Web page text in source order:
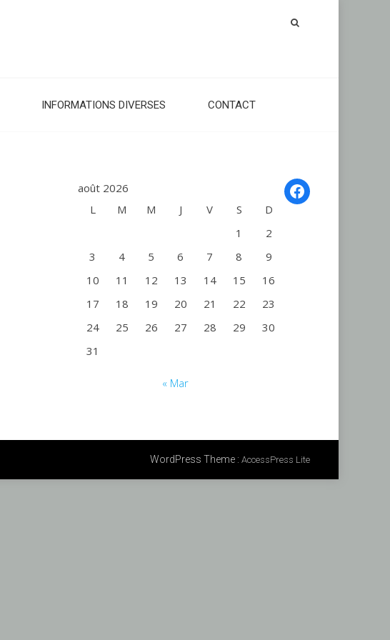
INFORMATIONS DIVERSES CONTACT
Facebook
août 2026
L
M M J V S
D
1
2
3
4 5 6 7 8
9
10
11 12 13 14 15
16
17
18 19 20 21 22
23
24
25 26 27 28 29
30
31
« Mar
WordPress Theme : AccessPress Lite